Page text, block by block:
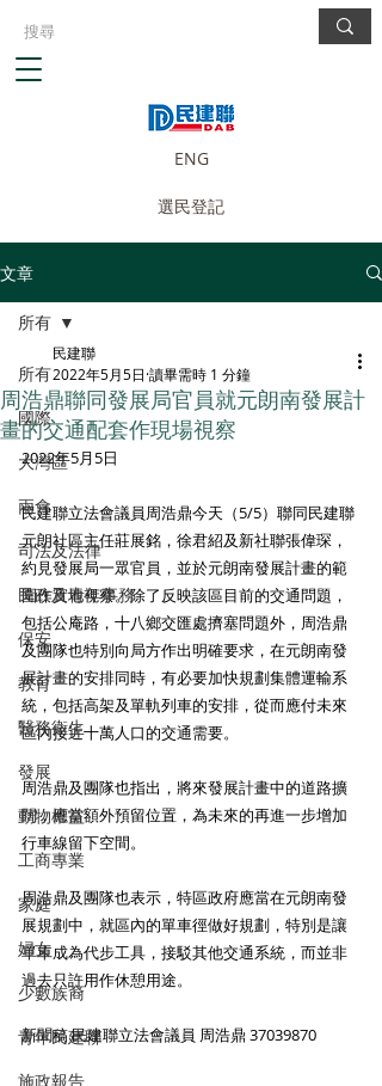
ENG
選民登記
文章
所有
國際
大灣區
兩會
司法及法律
民政及青年事務
保安
教育
醫務衛生
發展
動物權益
工商專業
家庭
婦女
少數族裔
青年民建聯
施政報告
所有
周浩鼎聯同發展局官員就元朗南發展計
畫的交通配套作現場視察
民建聯
2022年5月5日 讀畢需時 1 分鐘
2022年5月5日
民建聯立法會議員周浩鼎今天（5/5）聯同民建聯
元朗社區主任莊展銘，徐君紹及新社聯張偉琛，
約見發展局一眾官員，並於元朗南發展計畫的範
圍作實地視察。除了反映該區目前的交通問題，
包括公庵路，十八鄉交匯處擠塞問題外，周浩鼎
及團隊也特別向局方作出明確要求，在元朗南發
展計畫的安排同時，有必要加快規劃集體運輸系
統，包括高架及單軌列車的安排，從而應付未來
區內接近十萬人口的交通需要。
周浩鼎及團隊也指出，將來發展計畫中的道路擴
闊，應當額外預留位置，為未來的再進一步增加
行車線留下空間。
周浩鼎及團隊也表示，特區政府應當在元朗南發
展規劃中，就區內的單車徑做好規劃，特別是讓
單車成為代步工具，接駁其他交通系統，而並非
過去只許用作休憩用途。
新聞稿 民建聯立法會議員 周浩鼎 37039870